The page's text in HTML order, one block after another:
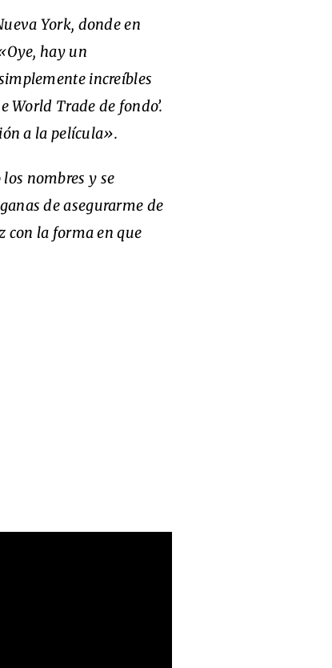
York, donde en
hay un
increíbles
World Trade de fondo’.
a la película».
nombres y se
de asegurarme de
con la forma en que